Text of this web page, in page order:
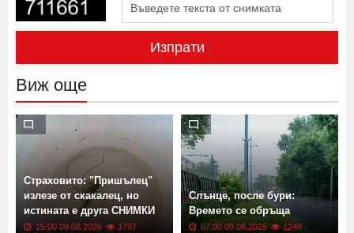
Изпрати
Виж още
Страховито: "Пришълец"
излезе от скакалец, но
истината е друга СНИМКИ
15:00 09.08.2026 1797
Слънце, после бури:
Времето се обръща
07:00 09.08.2026 1249